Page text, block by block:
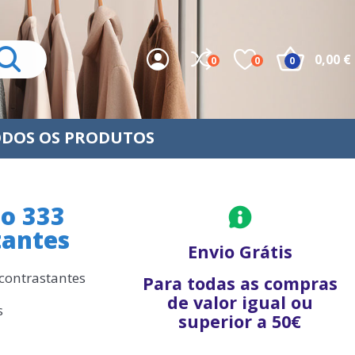
0 0 0,00 €
0
OS PRODUTOS
333
Envio Grátis
Para todas as compras
de valor igual ou
superior a 50€